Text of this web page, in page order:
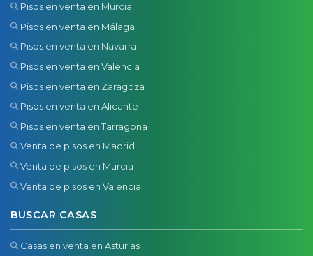
Pisos en venta en Murcia
Pisos en venta en Málaga
Pisos en venta en Navarra
Pisos en venta en Valencia
Pisos en venta en Zaragoza
Pisos en venta en Alicante
Pisos en venta en Tarragona
Venta de pisos en Madrid
Venta de pisos en Murcia
Venta de pisos en Valencia
BUSCAR CASAS
Casas en venta en Asturias